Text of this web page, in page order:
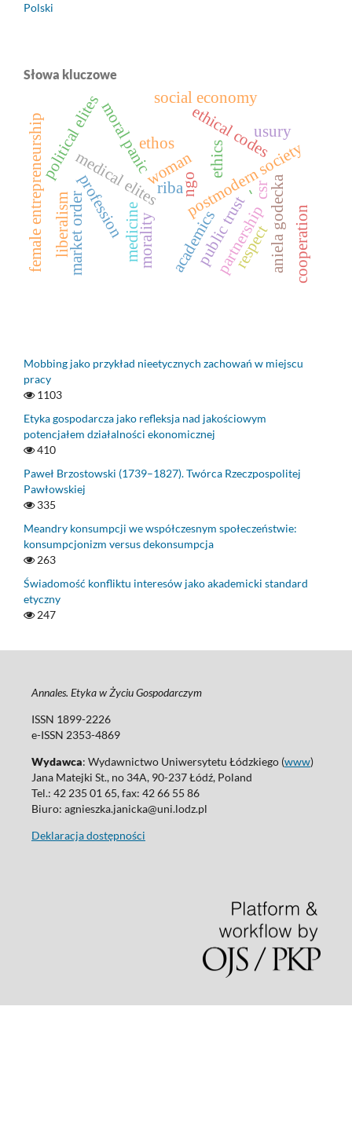
Polski
Słowa kluczowe
-
postmodern society
morality
medicine
moral panicethos
political elitesmedical elites
profession public trust
ethical codes
ethics
market order
csr
social economy
aniela godecka
female entrepreneurship woman
riba
usury
ngo
partnership cooperation
liberalism academics respect
Mobbing jako przykład nieetycznych zachowań w miejscu
pracy
1103
Etyka gospodarcza jako refleksja nad jakościowym
potencjałem działalności ekonomicznej
410
Paweł Brzostowski (1739–1827). Twórca Rzeczpospolitej
Pawłowskiej
335
Meandry konsumpcji we współczesnym społeczeństwie:
konsumpcjonizm versus dekonsumpcja
263
Świadomość konfliktu interesów jako akademicki standard
etyczny
247
Annales. Etyka w Życiu Gospodarczym
ISSN 1899-2226
e-ISSN 2353-4869
Wydawca: Wydawnictwo Uniwersytetu Łódzkiego (www)
Jana Matejki St., no 34A, 90-237 Łódź, Poland
Tel.: 42 235 01 65, fax: 42 66 55 86
Biuro: agnieszka.janicka@uni.lodz.pl
Deklaracja dostępności